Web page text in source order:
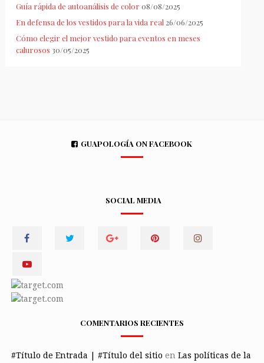
Guía rápida de autoanálisis de color 08/08/2025
En defensa de los vestidos para la vida real 26/06/2025
Cómo elegir el mejor vestido para eventos en meses
calurosos 30/05/2025
GUAPOLOGÍA ON FACEBOOK
SOCIAL MEDIA
COMENTARIOS RECIENTES
#Título de Entrada | #Título del sitio en Las políticas de la